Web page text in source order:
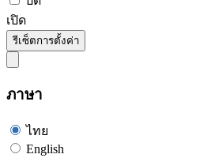
เปิด
รีเซ็ตการตั้งค่า
ภาษา
ไทย
English